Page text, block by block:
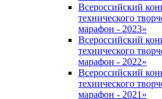
Всероссийский
технического
марафон - 2023»
Всероссийский
технического
марафон - 2022»
Всероссийский
технического
марафон - 2021»